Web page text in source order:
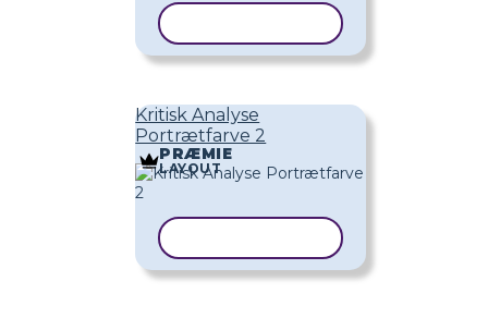
Kritisk Analyse
Portrætfarve 2
PRÆMIE
LAYOUT